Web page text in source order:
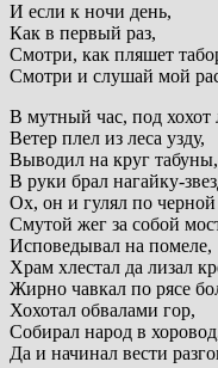
И если к ночи день,
Как в первый раз,
Смотри, как пляшет
Смотри и слушай мой
В мутный час, под хохот
Ветер плел из леса узду,
Выводил на круг табуны,
В руки брал нагайку-
Ох, он и гулял по черной
Смутой жег за собой
Исповедывал на помеле,
Храм хлестал да лизал
Жирно чавкал по рясе
Хохотал обвалами гор,
Собирал народ в
Да и начинал вести